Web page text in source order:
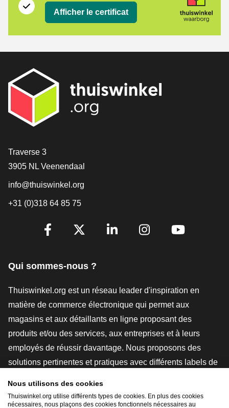
Afficher le certificat
[_General:Contact]
Traverse 3
3905 NL Veenendaal
info@thuiswinkel.org
+31 (0)318 64 85 75
[_General:SocialMediaTitle]
Qui sommes-nous ?
Thuiswinkel.org est un réseau leader d'inspiration en
matière de commerce électronique qui permet aux
magasins et aux détaillants en ligne proposant des
produits et/ou des services, aux entreprises et à leurs
employés de réussir davantage. Nous proposons des
solutions pertinentes et pratiques avec différents labels de
conseils juridiques, des actions de sensibilisation, des
études de marché, et nous disposons de notre propre
Nous utilisons des cookies
Thuiswinkel.org utilise différents types de cookies. En plus des cookies
nécessaires, nous plaçons des cookies fonctionnels nécessaires au